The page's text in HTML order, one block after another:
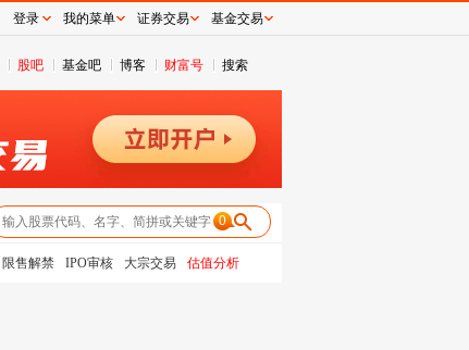
股吧 基金吧 博客 财富号 搜索
0
限售解禁 IPO审核 大宗交易 估值分析
登录 我的菜单 证券交易 基金交易